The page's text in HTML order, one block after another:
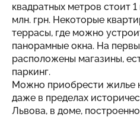
квадратных метров стоит
млн. грн. Некоторые
террасы, где можно
панорамные окна. На
расположены магазины,
паркинг.
Можно приобрести жилье
даже в пределах
Львова, в доме,